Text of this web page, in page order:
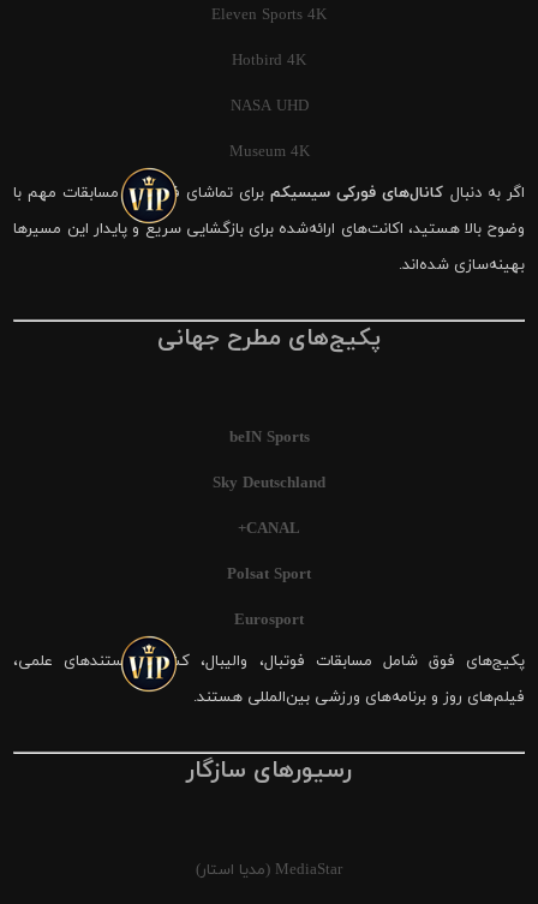
Eleven Sports 4K
Hotbird 4K
NASA UHD
Museum 4K
اگر به دنبال کانال‌های فورکی سیسیکمبرای تماشای فوتبال و مسابقات مهم با
وضوح بالا هستید، اکانت‌های ارائه‌شده برای بازگشایی سریع و پایدار این مسیرها
بهینه‌سازی شده‌اند.
پکیج‌های مطرح جهانی
beIN Sports
Sky Deutschland
CANAL+
Polsat Sport
Eurosport
پکیج‌های فوق شامل مسابقات فوتبال، والیبال، کشتی، مستندهای علمی،
فیلم‌های روز و برنامه‌های ورزشی بین‌المللی هستند.
رسیورهای سازگار
MediaStar (مدیا استار)